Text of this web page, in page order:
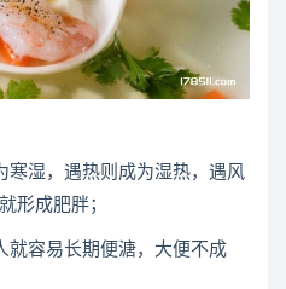
湿，遇热则成为湿热，遇风
形成肥胖；
容易长期便溏，大便不成